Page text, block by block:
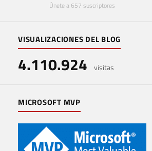
Únete a 657 suscriptores
VISUALIZACIONES DEL BLOG
4.110.924 visitas
MICROSOFT MVP